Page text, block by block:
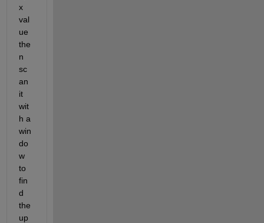
x
val
ue
the
n
sc
an
it
wit
h a
win
do
w
to
fin
d
the
up